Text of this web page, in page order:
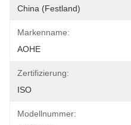
China (Festland)
Markenname:
AOHE
Zertifizierung:
ISO
Modellnummer: